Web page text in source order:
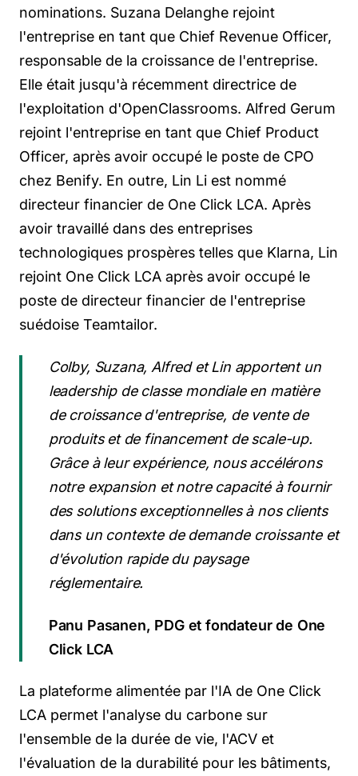
nominations. Suzana Delanghe rejoint
l'entreprise en tant que Chief Revenue Officer,
responsable de la croissance de l'entreprise.
Elle était jusqu'à récemment directrice de
l'exploitation d'OpenClassrooms. Alfred Gerum
rejoint l'entreprise en tant que Chief Product
Officer, après avoir occupé le poste de CPO
chez Benify. En outre, Lin Li est nommé
directeur financier de One Click LCA. Après
avoir travaillé dans des entreprises
technologiques prospères telles que Klarna, Lin
rejoint One Click LCA après avoir occupé le
poste de directeur financier de l'entreprise
suédoise Teamtailor.
Colby, Suzana, Alfred et Lin apportent un
leadership de classe mondiale en matière
de croissance d'entreprise, de vente de
produits et de financement de scale-up.
Grâce à leur expérience, nous accélérons
notre expansion et notre capacité à fournir
des solutions exceptionnelles à nos clients
dans un contexte de demande croissante et
d'évolution rapide du paysage
réglementaire.
Panu Pasanen, PDG et fondateur de One
Click LCA
La plateforme alimentée par l'IA de One Click
LCA permet l'analyse du carbone sur
l'ensemble de la durée de vie, l'ACV et
l'évaluation de la durabilité pour les bâtiments,